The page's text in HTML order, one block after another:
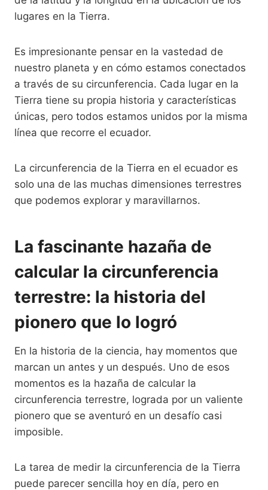
lugares en la Tierra.
Es impresionante pensar en la vastedad de
nuestro planeta y en cómo estamos conectados
a través de su circunferencia. Cada lugar en la
Tierra tiene su propia historia y características
únicas, pero todos estamos unidos por la misma
línea que recorre el ecuador.
La circunferencia de la Tierra en el ecuador es
solo una de las muchas dimensiones terrestres
que podemos explorar y maravillarnos.
La fascinante hazaña de
calcular la circunferencia
terrestre: la historia del
pionero que lo logró
En la historia de la ciencia, hay momentos que
marcan un antes y un después. Uno de esos
momentos es la hazaña de calcular la
circunferencia terrestre, lograda por un valiente
pionero que se aventuró en un desafío casi
imposible.
La tarea de medir la circunferencia de la Tierra
puede parecer sencilla hoy en día, pero en